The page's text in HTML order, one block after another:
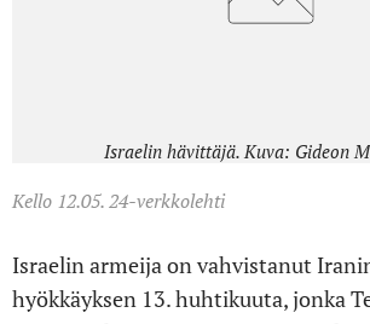
Israelin hävittäjä. Kuva: Gideon
Kello 12.05. 24-verkkolehti
Israelin armeija on vahvistanut
hyökkäyksen 13. huhtikuuta, jonka